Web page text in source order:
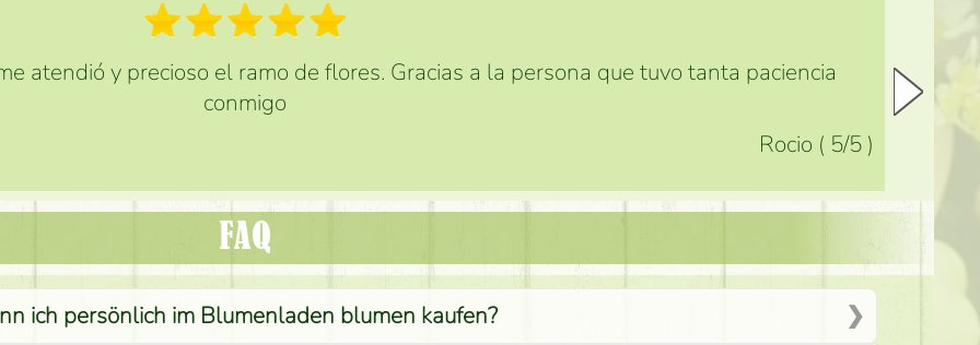
atendió y precioso el ramo de flores. Gracias a la persona que tuvo tanta paciencia
conmigo
Rocio ( 5/5 )
FAQ
ich persönlich im Blumenladen blumen kaufen?